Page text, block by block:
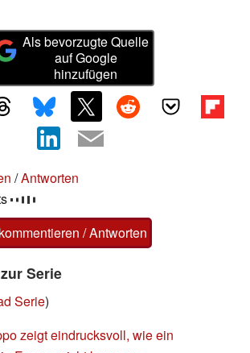
Als bevorzugte Quelle
auf Google
hinzufügen
im Forum
zusätzliche Informationen zu diesem
Deine Meinung (auch ohne
lesen
Antworten
/ Antworten
Serie